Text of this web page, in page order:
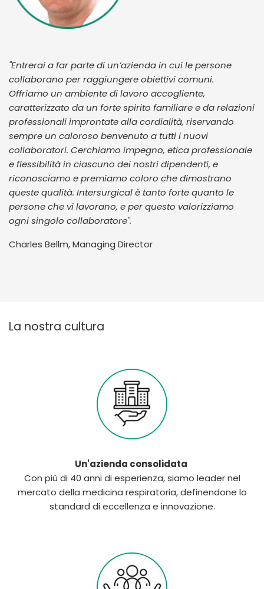
"Entrerai a far parte di un’azienda in cui le persone
collaborano per raggiungere obiettivi comuni.
Offriamo un ambiente di lavoro accogliente,
caratterizzato da un forte spirito familiare e da relazioni
professionali improntate alla cordialità, riservando
sempre un caloroso benvenuto a tutti i nuovi
collaboratori. Cerchiamo impegno, etica professionale
e flessibilità in ciascuno dei nostri dipendenti, e
riconosciamo e premiamo coloro che dimostrano
queste qualità. Intersurgical è tanto forte quanto le
persone che vi lavorano, e per questo valorizziamo
ogni singolo collaboratore".
Charles Bellm, Managing Director
La nostra cultura
Un'azienda consolidata
Con più di 40 anni di esperienza, siamo leader nel
mercato della medicina respiratoria, definendone lo
standard di eccellenza e innovazione.